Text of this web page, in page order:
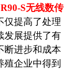
S无线数传
仅提高了处理
发展提供了有
断进步和成本
企业中得到